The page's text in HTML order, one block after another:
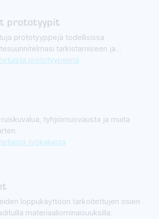
prototyypit
prototyyppejä todellisissa
tarkistamiseen ja
prototyypeistä
tyhjiömuovausta ja muita
työkaluista
loppukäyttöön tarkoitettujen osien
materiaaliominaisuuksilla.